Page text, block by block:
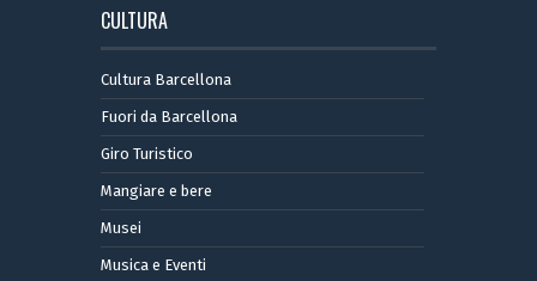
CULTURA
Cultura Barcellona
Fuori da Barcellona
Giro Turistico
Mangiare e bere
Musei
Musica e Eventi